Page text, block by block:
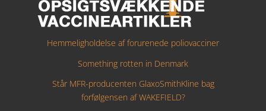
Hemmeligholdelse af forurenede poliovacciner
Something rotten in Denmark
Står MFR-producenten GlaxoSmithKline bag
forfølgensen af WAKEFIELD?